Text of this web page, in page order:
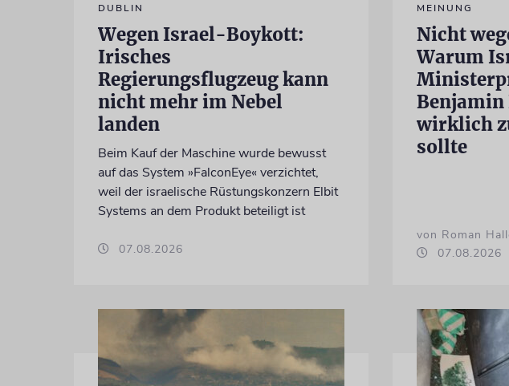
DUBLIN
Wegen Israel-Boykott:
Irisches
Regierungsflugzeug kann
nicht mehr im Nebel
landen
Beim Kauf der Maschine wurde bewusst
auf das System »FalconEye« verzichtet,
weil der israelische Rüstungskonzern Elbit
Systems an dem Produkt beteiligt ist
07.08.2026
MEINUNG
Nicht
Warum
Benjamin
wirklich
sollte
von Roman
07.08.2026